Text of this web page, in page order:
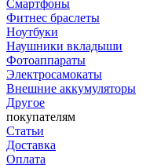
Смартфоны
Фитнес браслеты
Ноутбуки
Наушники вкладыши
Фотоаппараты
Электросамокаты
Внешние аккумуляторы
Другое
покупателям
Статьи
Доставка
Оплата